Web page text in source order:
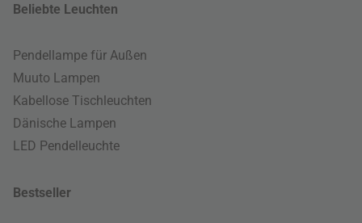
Beliebte Leuchten
Pendellampe für Außen
Muuto Lampen
Kabellose Tischleuchten
Dänische Lampen
LED Pendelleuchte
Bestseller